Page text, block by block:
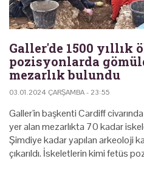
Galler'de 1500 yıllık
pozisyonlarda
mezarlık bulundu
03.01.2024 ÇARŞAMBA - 23:55
Galler'in başkenti Cardiff
yer alan mezarlıkta 70 kadar
Şimdiye kadar yapılan arkeoloji
çıkarıldı. İskeletlerin kimi fetüs